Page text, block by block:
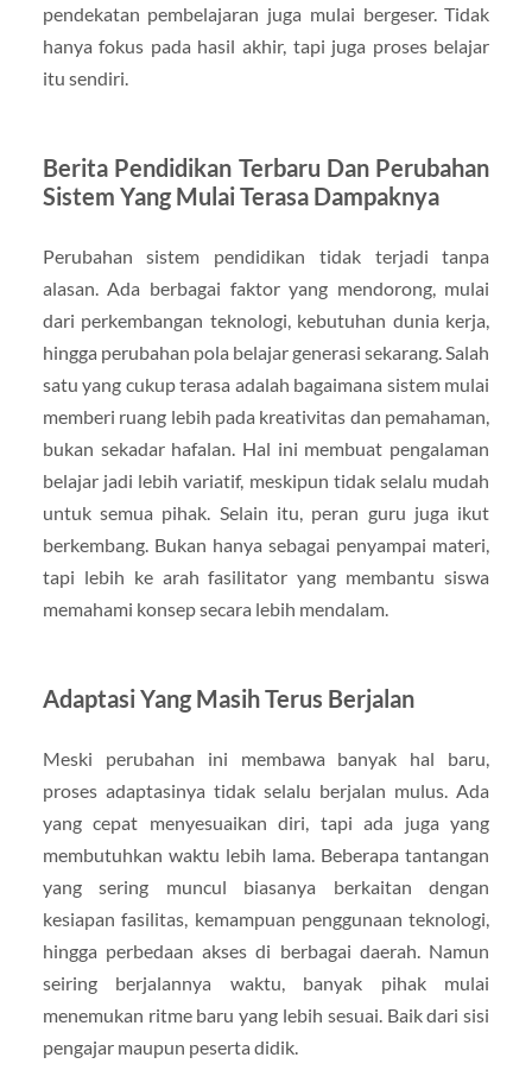
pendekatan pembelajaran juga mulai bergeser. Tidak
hanya fokus pada hasil akhir, tapi juga proses belajar
itu sendiri.
Berita Pendidikan Terbaru Dan Perubahan
Sistem Yang Mulai Terasa Dampaknya
Perubahan sistem pendidikan tidak terjadi tanpa
alasan. Ada berbagai faktor yang mendorong, mulai
dari perkembangan teknologi, kebutuhan dunia kerja,
hingga perubahan pola belajar generasi sekarang. Salah
satu yang cukup terasa adalah bagaimana sistem mulai
memberi ruang lebih pada kreativitas dan pemahaman,
bukan sekadar hafalan. Hal ini membuat pengalaman
belajar jadi lebih variatif, meskipun tidak selalu mudah
untuk semua pihak. Selain itu, peran guru juga ikut
berkembang. Bukan hanya sebagai penyampai materi,
tapi lebih ke arah fasilitator yang membantu siswa
memahami konsep secara lebih mendalam.
Adaptasi Yang Masih Terus Berjalan
Meski perubahan ini membawa banyak hal baru,
proses adaptasinya tidak selalu berjalan mulus. Ada
yang cepat menyesuaikan diri, tapi ada juga yang
membutuhkan waktu lebih lama. Beberapa tantangan
yang sering muncul biasanya berkaitan dengan
kesiapan fasilitas, kemampuan penggunaan teknologi,
hingga perbedaan akses di berbagai daerah. Namun
seiring berjalannya waktu, banyak pihak mulai
menemukan ritme baru yang lebih sesuai. Baik dari sisi
pengajar maupun peserta didik.